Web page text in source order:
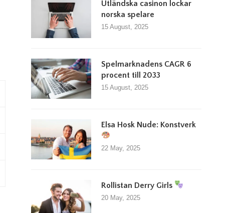
Utländska casinon lockar
norska spelare
15 August, 2025
Spelmarknadens CAGR 6
procent till 2033
15 August, 2025
Elsa Hosk Nude: Konstverk
22 May, 2025
Rollistan Derry Girls
20 May, 2025